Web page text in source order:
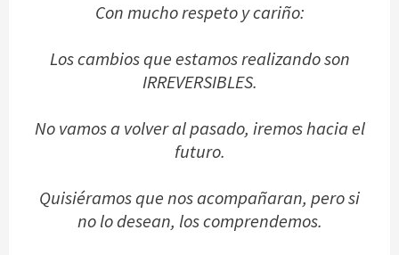
Con mucho respeto y cariño:
Los cambios que estamos realizando son
IRREVERSIBLES.
No vamos a volver al pasado, iremos hacia el
futuro.
Quisiéramos que nos acompañaran, pero si
no lo desean, los comprendemos.